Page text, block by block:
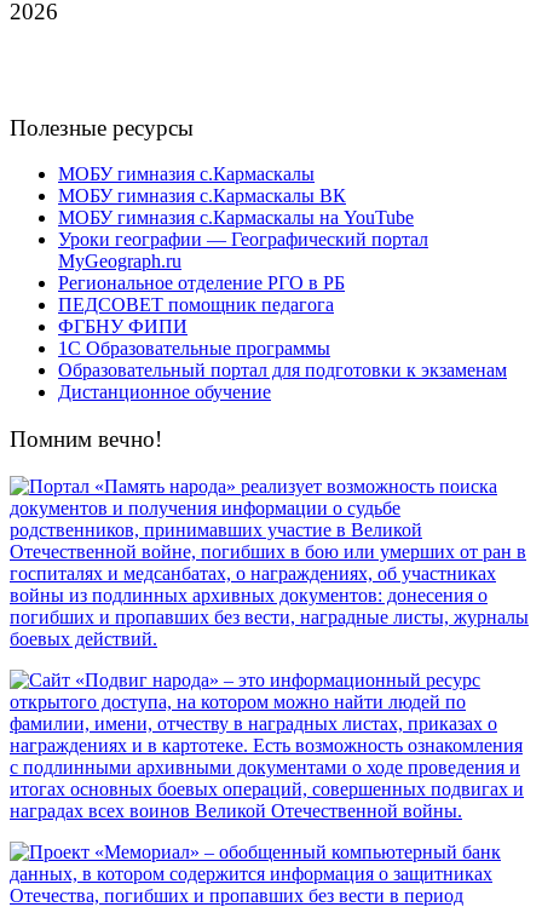
2026
Полезные ресурсы
МОБУ гимназия с.Кармаскалы
МОБУ гимназия с.Кармаскалы ВК
МОБУ гимназия с.Кармаскалы на YouTube
Уроки географии — Географический портал
MyGeograph.ru
Региональное отделение РГО в РБ
ПЕДСОВЕТ помощник педагога
ФГБНУ ФИПИ
1С Образовательные программы
Образовательный портал для подготовки к экзаменам
Дистанционное обучение
Помним вечно!